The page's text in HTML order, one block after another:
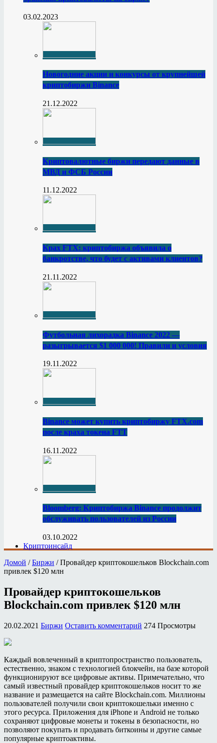
03.02.2023
Новогодние акции и конкурсы от крупнейшей
криптобиржи Binance
21.12.2022
Криптовалютные биржи передают данные в
МВД и ФСБ России
11.12.2022
Крах FTX: криптобиржа объявила о
банкротстве, что будет с активами клиентов?
21.11.2022
Футбольная лихорадка Binance 2022 —
разыгрывается $1 000 000! Правили и условия
19.11.2022
Binance может купить криптобиржу FTX.com
после краха токена FTT
16.11.2022
Bloomberg: Криптобиржа Binance продолжит
обслуживать пользователей из России
03.10.2022
Криптоинсайд
Домой / Биржи / Провайдер криптокошельков Blockchain.com
привлек $120 млн
Провайдер криптокошельков
Blockchain.com привлек $120 млн
20.02.2021 Биржи Оставить комментарий 274 Просмотры
Каждый вовлеченный в криптопространство пользователь,
естественно, знаком с технологией блокчейн, на базе которой
функционируют все цифровые активы. Примечательно, что
самый известный провайдер криптокошельков носит то же
название и размещается на сайте Blockchain.com. Миллионы
пользователей получили свои криптокошельки именно с
этого ресурса. Приложения для iPhone и Android не только
сохраняют цифровые монеты и токены в безопасности, но
позволяют покупать и продавать биткоины и другие самые
популярные криптоактивы.